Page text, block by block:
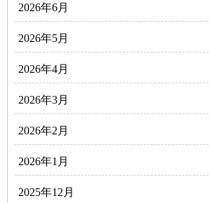
2026年6月
2026年5月
2026年4月
2026年3月
2026年2月
2026年1月
2025年12月